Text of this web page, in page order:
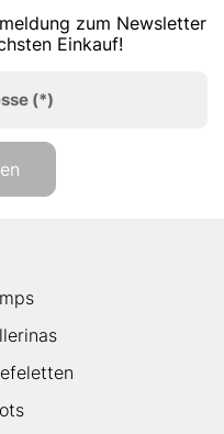
zum Newsletter
Einkauf!
(*)